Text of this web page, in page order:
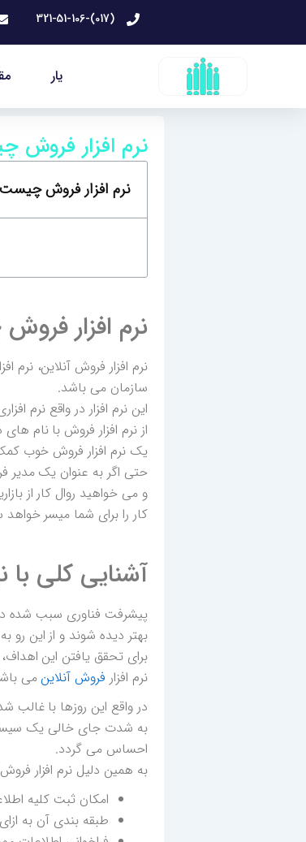
محتوا
(017)-321-51-106
یار
نرم افزار فروش
نرم افزار فروش چیست
نرم افزار
نرم افزار فروش آنلاین،
سازمان می باشد.
این نرم افزار در واقع نرم
از نرم افزار فروش با نام
یک نرم افزار فروش خوب
حتی اگر به عنوان یک مدیر
و می خواهید روال کار از
کار را برای شما میسر
آشنایی کلی با
پیشرفت فناوری سبب شده
بهتر دیده شوند و از این
برای تحقق یافتن این
نرم افزار فروش آنلاینمی
در واقع این روزها با غالب
به شدت جای خالی یک
احساس می گردد.
به همین دلیل نرم افزار
امکان ثبت کلیه
طبقه بندی آن به